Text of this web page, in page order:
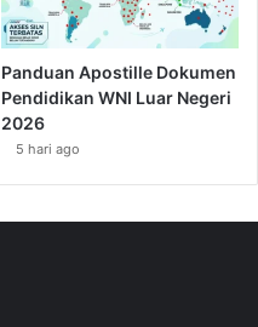
Panduan Apostille Dokumen
Pendidikan WNI Luar Negeri
2026
5 hari ago